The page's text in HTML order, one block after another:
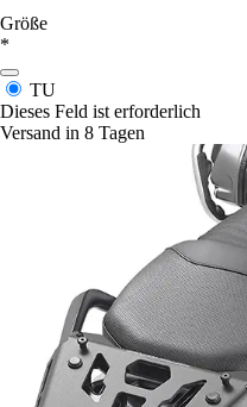
Größe
*
TU
Dieses Feld ist erforderlich
Versand in 8 Tagen